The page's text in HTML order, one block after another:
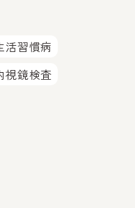
活習慣病
視鏡検査